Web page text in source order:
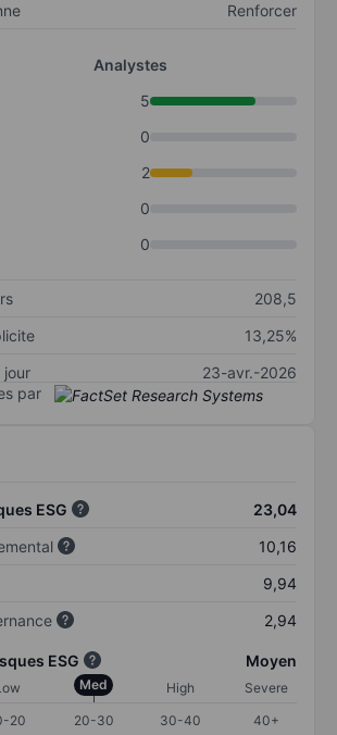
Renforcer
Analystes
5
0
2
0
0
208,5
13,25%
jour
23-avr.-2026
par
ESG
23,04
10,16
9,94
2,94
ESG Moyen
Med High
Severe
20 20-30 30-40 40+